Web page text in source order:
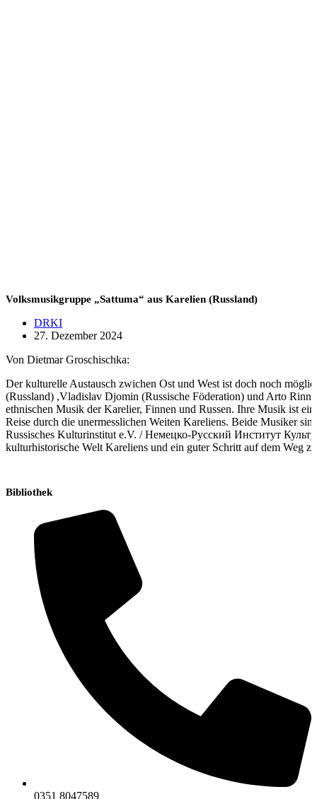
Volksmusikgruppe „Sattuma“ aus Karelien (Russland)
Beitrags-
Autor:
DRKI
Beitrag
27. Dezember 2024
Von Dietmar Groschischka:
Der kulturelle Austausch zwichen Ost und West ist doch noch
(Russland) ,Vladislav Djomin (Russische Föderation) und Arto
ethnischen Musik der Karelier, Finnen und Russen. Ihre Musik ist
Reise durch die unermesslichen Weiten Kareliens. Beide Musiker
Russisches Kulturinstitut e.V. / Немецко-Русский Институт
kulturhistorische Welt Kareliens und ein guter Schritt auf dem Weg
Bibliothek
0351 8047589